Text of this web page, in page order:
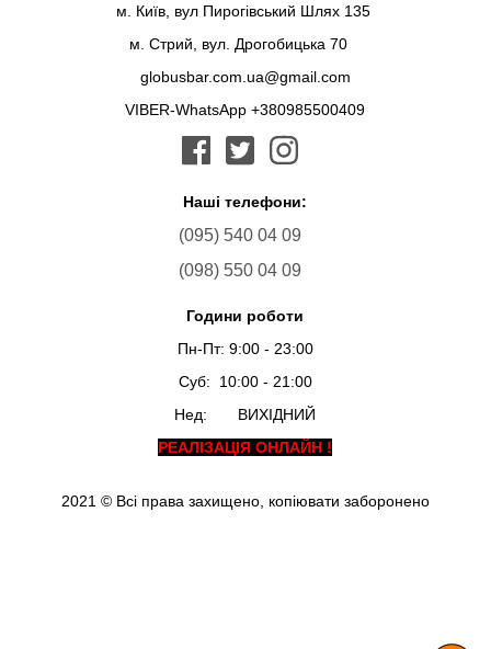
м. Київ, вул Пирогівський Шлях 135
м. Стрий, вул. Дрогобицька 70
globusbar.com.ua@gmail.com
VIBER-WhatsApp +380985500409
Наші телефони:
(095) 540 04 09
(098) 550 04 09
Години роботи
Пн-Пт: 9:00 - 23:00
Суб: 10:00 - 21:00
Нед: ВИХІДНИЙ
РЕАЛІЗАЦІЯ ОНЛАЙН !
2021 © Всі права захищено, копіювати заборонено